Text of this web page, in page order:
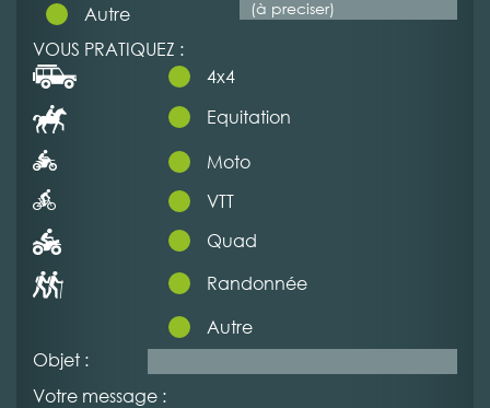
Autre
VOUS PRATIQUEZ :
4x4
Equitation
Moto
VTT
Quad
Randonnée
Autre
Objet :
Votre message :